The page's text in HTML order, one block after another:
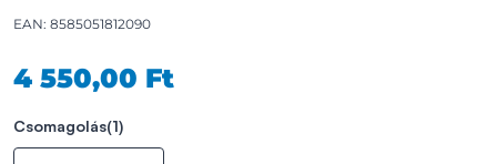
EAN: 8585051812090
4 550,00 Ft
Csomagolás(1)